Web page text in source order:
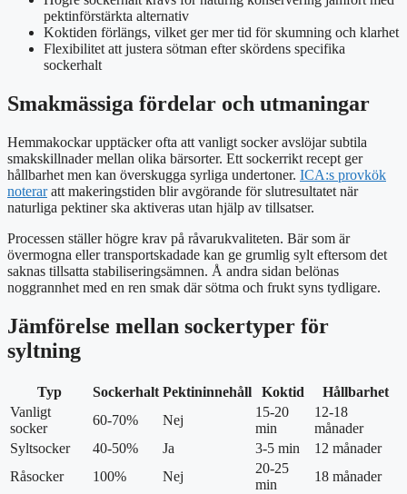
pektinförstärkta alternativ
Koktiden förlängs, vilket ger mer tid för skumning och klarhet
Flexibilitet att justera sötman efter skördens specifika
sockerhalt
Smakmässiga fördelar och utmaningar
Hemmakockar upptäcker ofta att vanligt socker avslöjar subtila
smakskillnader mellan olika bärsorter. Ett sockerrikt recept ger
hållbarhet men kan överskugga syrliga undertoner. ICA:s provkök
noteraratt makeringstiden blir avgörande för slutresultatet när
naturliga pektiner ska aktiveras utan hjälp av tillsatser.
Processen ställer högre krav på råvarukvaliteten. Bär som är
övermogna eller transportskadade kan ge grumlig sylt eftersom det
saknas tillsatta stabiliseringsämnen. Å andra sidan belönas
noggrannhet med en ren smak där sötma och frukt syns tydligare.
Jämförelse mellan sockertyper för
syltning
Typ Sockerhalt Pektininnehåll Koktid
Hållbarhet
Vanligt
socker
60-70% Nej
15-20
min
12-18
månader
Syltsocker
40-50% Ja 3-5 min
12 månader
Råsocker
100% Nej
20-25
min
18 månader